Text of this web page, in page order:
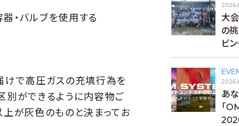
・バルブを使用する
けで高圧ガスの充填行為を
別ができるように内容物ご
が灰色のものと決まってお
大
の
ビ
あ
「